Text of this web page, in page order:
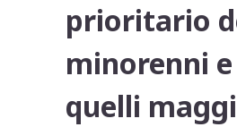
prioritario
minorenni
quelli